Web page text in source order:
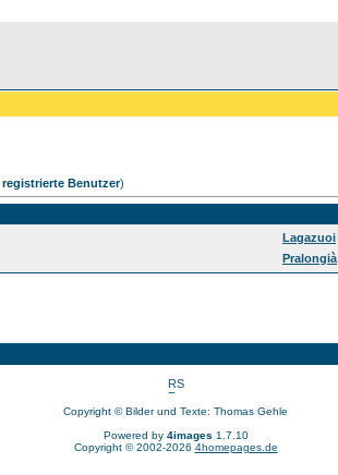
registrierte Benutzer)
Lagazuoi
Pralongià
Copyright © Bilder und Texte: Thomas Gehle
Powered by 4images 1.7.10
Copyright © 2002-2026 4homepages.de